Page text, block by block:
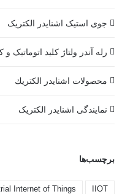
جوی استیک اشنایدر الکتریک
رله آندر ولتاژ کلید اتوماتیک
محصولات اشنايدر الكتريك
نمایندگی اشنایدر الکتریک
برچسب‌ها
IIOT
Internet of Things